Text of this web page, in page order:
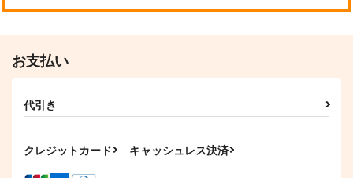
お支払い
代引き
クレジットカード キャッシュレス決済